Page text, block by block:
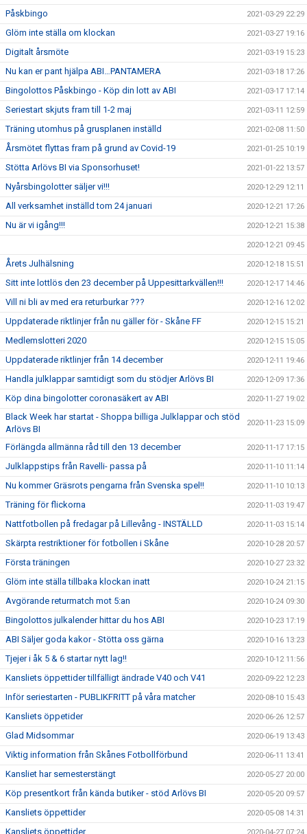
Påskbingo 2021-03-29 22:29
Glöm inte ställa om klockan 2021-03-27 19:16
Digitalt årsmöte 2021-03-19 15:23
Nu kan er pant hjälpa ABI…PANTAMERA 2021-03-18 17:26
Bingolottos Påskbingo - Köp din lott av ABI 2021-03-17 17:14
Seriestart skjuts fram till 1-2 maj 2021-03-11 12:59
Träning utomhus på grusplanen inställd 2021-02-08 11:50
Årsmötet flyttas fram på grund av Covid-19 2021-01-25 10:19
Stötta Arlövs BI via Sponsorhuset! 2021-01-22 13:57
Nyårsbingolotter säljer vi!!! 2020-12-29 12:11
All verksamhet inställd tom 24 januari 2020-12-21 17:26
Nu är vi igång!!! 2020-12-21 15:38
2020-12-21 09:45
Årets Julhälsning 2020-12-18 15:51
Sitt inte lottlös den 23 december på Uppesittarkvällen!!! 2020-12-17 14:46
Vill ni bli av med era returburkar ??? 2020-12-16 12:02
Uppdaterade riktlinjer från nu gäller för - Skåne FF 2020-12-15 15:21
Medlemslotteri 2020 2020-12-15 15:05
Uppdaterade riktlinjer från 14 december 2020-12-11 19:46
Handla julklappar samtidigt som du stödjer Arlövs BI 2020-12-09 17:36
Köp dina bingolotter coronasäkert av ABI 2020-11-27 19:02
Black Week har startat - Shoppa billiga Julklappar och stöd
Arlövs BI
2020-11-23 15:09
Förlängda allmänna råd till den 13 december 2020-11-17 17:15
Julklappstips från Ravelli- passa på 2020-11-10 11:14
Nu kommer Gräsrots pengarna från Svenska spel!! 2020-11-10 10:13
Träning för flickorna 2020-11-03 19:47
Nattfotbollen på fredagar på Lillevång - INSTÄLLD 2020-11-03 15:14
Skärpta restriktioner för fotbollen i Skåne 2020-10-28 20:57
Första träningen 2020-10-27 23:32
Glöm inte ställa tillbaka klockan inatt 2020-10-24 21:15
Avgörande returmatch mot 5:an 2020-10-24 09:30
Bingolottos julkalender hittar du hos ABI 2020-10-23 17:19
ABI Säljer goda kakor - Stötta oss gärna 2020-10-16 13:23
Tjejer i åk 5 & 6 startar nytt lag!! 2020-10-12 11:56
Kansliets öppettider tillfälligt ändrade V40 och V41 2020-09-22 12:23
Inför seriestarten - PUBLIKFRITT på våra matcher 2020-08-10 15:43
Kansliets öppetider 2020-06-26 12:57
Glad Midsommar 2020-06-19 13:43
Viktig information från Skånes Fotbollförbund 2020-06-11 13:41
Kansliet har semesterstängt 2020-05-27 20:00
Köp presentkort från kända butiker - stöd Arlövs BI 2020-05-20 09:57
Kansliets öppettider 2020-05-08 14:31
Kansliets öppettider